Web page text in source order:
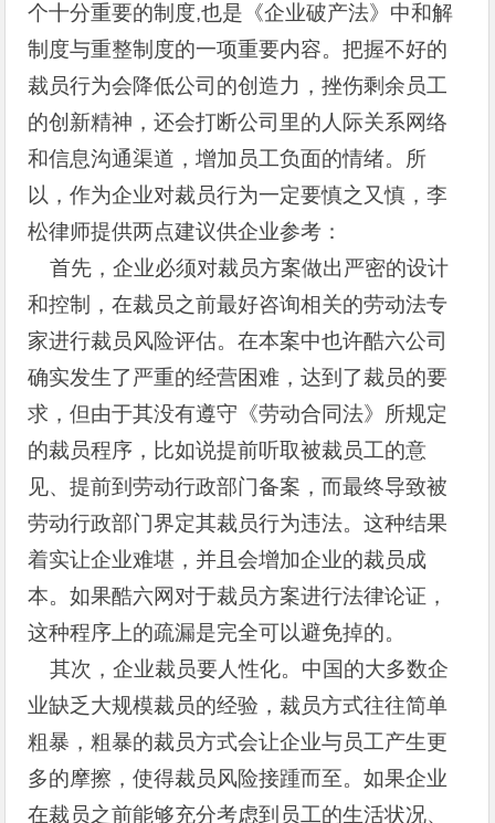
个十分重要的制度,也是《企业破产法》中和解
制度与重整制度的一项重要内容。把握不好的
裁员行为会降低公司的创造力，挫伤剩余员工
的创新精神，还会打断公司里的人际关系网络
和信息沟通渠道，增加员工负面的情绪。所
以，作为企业对裁员行为一定要慎之又慎，李
松律师提供两点建议供企业参考：
首先，企业必须对裁员方案做出严密的设计
和控制，在裁员之前最好咨询相关的劳动法专
家进行裁员风险评估。在本案中也许酷六公司
确实发生了严重的经营困难，达到了裁员的要
求，但由于其没有遵守《劳动合同法》所规定
的裁员程序，比如说提前听取被裁员工的意
见、提前到劳动行政部门备案，而最终导致被
劳动行政部门界定其裁员行为违法。这种结果
着实让企业难堪，并且会增加企业的裁员成
本。如果酷六网对于裁员方案进行法律论证，
这种程序上的疏漏是完全可以避免掉的。
其次，企业裁员要人性化。中国的大多数企
业缺乏大规模裁员的经验，裁员方式往往简单
粗暴，粗暴的裁员方式会让企业与员工产生更
多的摩擦，使得裁员风险接踵而至。如果企业
在裁员之前能够充分考虑到员工的生活状况、